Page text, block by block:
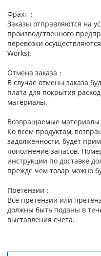
Фрахт：
Заказы отправляются на
производственного
перевозки
Works).
Отмена заказа：
В случае отмены заказа
плата для покрытия
материалы.
Возвращаемые материалы
Ко всем продуктам,
задолженности, будет
пополнение запасов.
инструкции по доставке
прежде чем товар можно
Претензии：
Все претензии или
должны быть поданы в
выставления счета.